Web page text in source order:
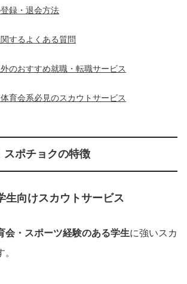
録・退会方法
するよくある質問
のおすすめ就職・転職サービス
育会系必見のスカウトサービス
スポチョクの特徴
生向けスカウトサービス
会・スポーツ経験のある学生に強いスカ